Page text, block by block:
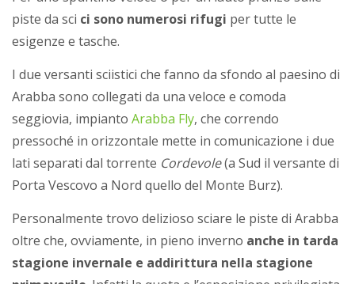
piste da sci ci sono numerosi rifugi per tutte le
esigenze e tasche.
I due versanti sciistici che fanno da sfondo al paesino di
Arabba sono collegati da una veloce e comoda
seggiovia, impianto Arabba Fly, che correndo
pressoché in orizzontale mette in comunicazione i due
lati separati dal torrente Cordevole(a Sud il versante di
Porta Vescovo a Nord quello del Monte Burz).
Personalmente trovo delizioso sciare le piste di Arabba
oltre che, ovviamente, in pieno inverno anche in tarda
stagione invernale e addirittura nella stagione